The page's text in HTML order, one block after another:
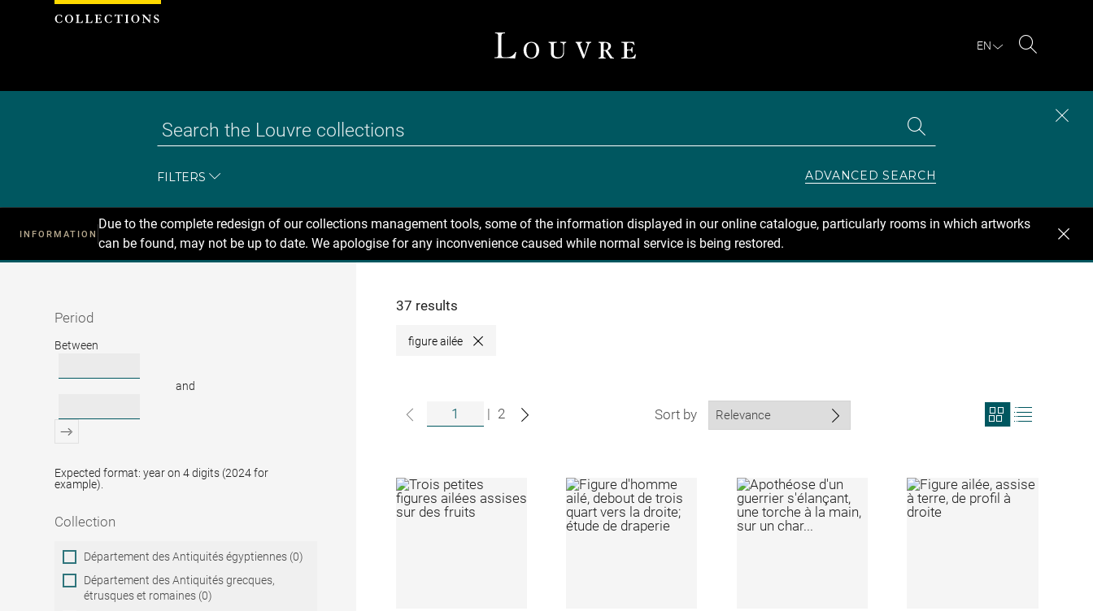
EN
FILTERS ADVANCED SEARCH
INFORMATION
Due to the complete redesign of our collections management tools, some of the information displayed in our online catalogue, particularly rooms in which artworks
can be found, may not be up to date. We apologise for any inconvenience caused while normal service is being restored.
Recherche
Period
Period
Between
and
Expected format: year on 4 digits (2024 for
example).
Collection
Collection
Département des Antiquités égyptiennes (0)
Département des Antiquités grecques,
étrusques et romaines (0)
37 results
figure ailée Close
| 2 Sort by
View
search
format
Cookies management panel